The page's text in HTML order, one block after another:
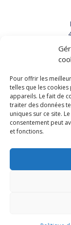
Pour offrir les
telles que les
appareils. Le fait de
traiter des données
uniques sur ce site.
consentement peut
et fonctions.
Le
Politique de